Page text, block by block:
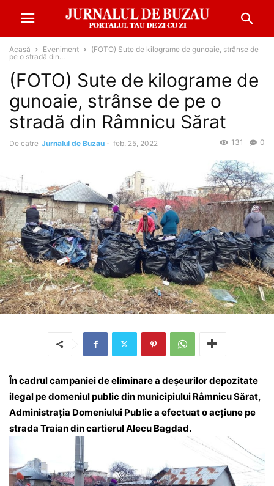
Acasă Eveniment
(FOTO) Sute de kilograme de gunoaie, strânse de
pe o stradă din...
(FOTO) Sute de kilograme de
gunoaie, strânse de pe o
stradă din Râmnicu Sărat
De catre Jurnalul de Buzau - feb. 25, 2022 0
131
În cadrul campaniei de eliminare a deșeurilor depozitate
ilegal pe domeniul public din municipiului Râmnicu Sărat,
Administrația Domeniului Public a efectuat o acțiune pe
strada Traian din cartierul Alecu Bagdad.